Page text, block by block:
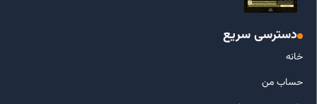
دسترسی سریع
خانه
حساب من